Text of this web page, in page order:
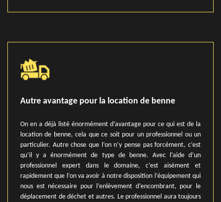
Autre avantage pour la location de benne
On en a déjà listé énormément d’avantage pour ce qui est de la
location de benne, cela que ce soit pour un professionnel ou un
particulier. Autre chose que l’on n’y pense pas forcément, c’est
qu’il y a énormément de type de benne. Avec l’aide d’un
professionnel expert dans le domaine, c’est aisément et
rapidement que l’on va avoir à notre disposition l’équipement qui
nous est nécessaire pour l’enlèvement d’encombrant, pour le
déplacement de déchet et autres. Le professionnel aura toujours